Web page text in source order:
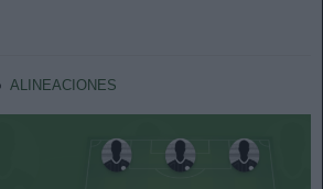
ALINEACIONES